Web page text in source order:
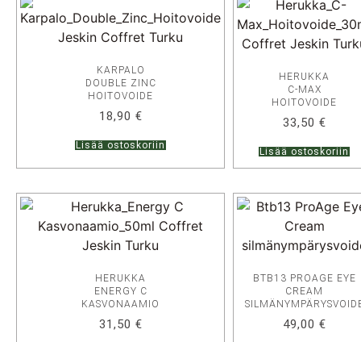
KARPALO
DOUBLE ZINC
HOITOVOIDE
18,90 €
Lisää ostoskoriin
HERUKKA
C-MAX
HOITOVOIDE
33,50 €
Lisää ostoskoriin
HERUKKA
ENERGY C
KASVONAAMIO
31,50 €
BTB13 PROAGE EYE
CREAM
49,00 €